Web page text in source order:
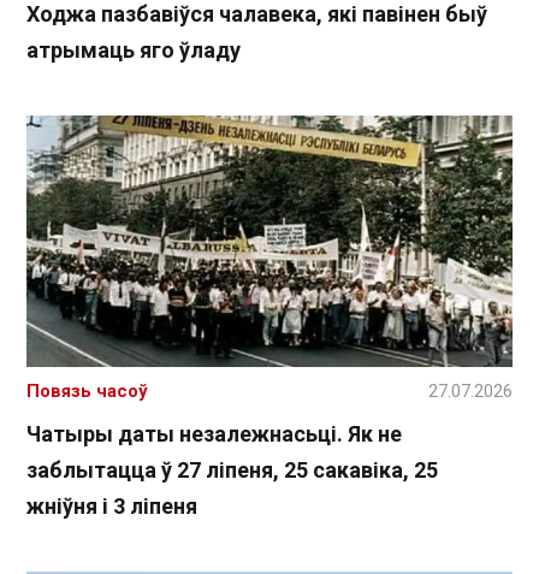
Ходжа пазбавіўся чалавека, які павінен быў
атрымаць яго ўладу
Чатыры даты незалежнасьці. Як не
заблытацца ў 27 ліпеня, 25 сакавіка, 25
жніўня і 3 ліпеня
Повязь часоў 27.07.2026